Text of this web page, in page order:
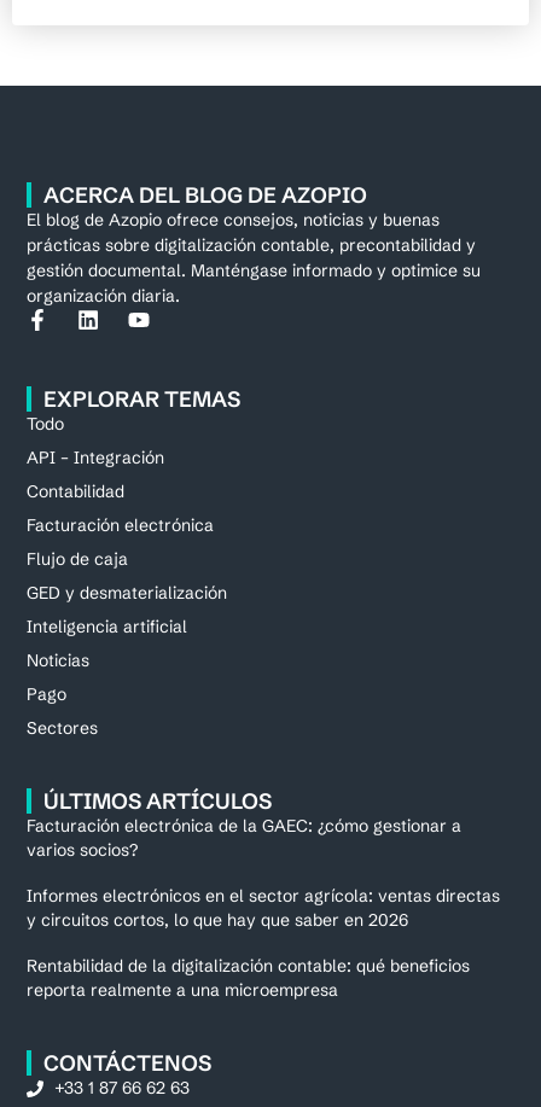
ACERCA DEL BLOG DE AZOPIO
El blog de Azopio ofrece consejos, noticias y buenas
prácticas sobre digitalización contable, precontabilidad y
gestión documental. Manténgase informado y optimice su
organización diaria.
EXPLORAR TEMAS
Todo
API – Integración
Contabilidad
Facturación electrónica
Flujo de caja
GED y desmaterialización
Inteligencia artificial
Noticias
Pago
Sectores
ÚLTIMOS ARTÍCULOS
Facturación electrónica de la GAEC: ¿cómo gestionar a
varios socios?
Informes electrónicos en el sector agrícola: ventas directas
y circuitos cortos, lo que hay que saber en 2026
Rentabilidad de la digitalización contable: qué beneficios
reporta realmente a una microempresa
CONTÁCTENOS
+33 1 87 66 62 63